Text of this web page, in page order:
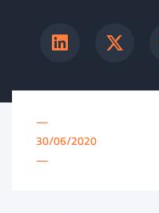
—
30/06/2020
—